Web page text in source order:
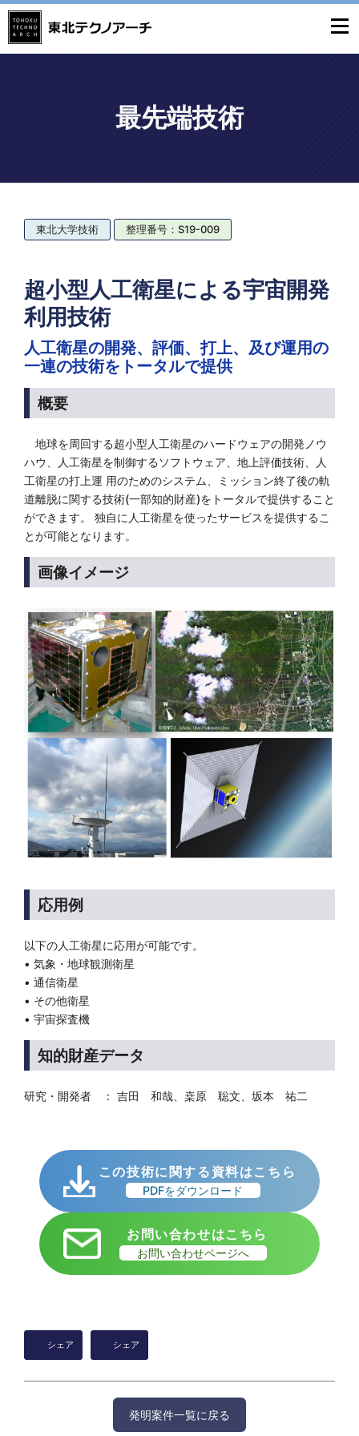
最先端技術
東北大学技術 整理番号：S19-009
超小型人工衛星による宇宙開発
利用技術
人工衛星の開発、評価、打上、及び運用の
一連の技術をトータルで提供
概要
地球を周回する超小型人工衛星のハードウェアの開発ノウ
ハウ、人工衛星を制御するソフトウェア、地上評価技術、人
工衛星の打上運 用のためのシステム、ミッション終了後の軌
道離脱に関する技術(一部知的財産)をトータルで提供すること
ができます。 独自に人工衛星を使ったサービスを提供するこ
とが可能となります。
画像イメージ
応用例
以下の人工衛星に応用が可能です。
• 気象・地球観測衛星
• 通信衛星
• その他衛星
• 宇宙探査機
知的財産データ
研究・開発者 ： 吉田 和哉、桒原 聡文、坂本 祐二
この技術に関する資料はこちら
PDFをダウンロード
お問い合わせはこちら
お問い合わせページへ
シェア シェア
発明案件一覧に戻る